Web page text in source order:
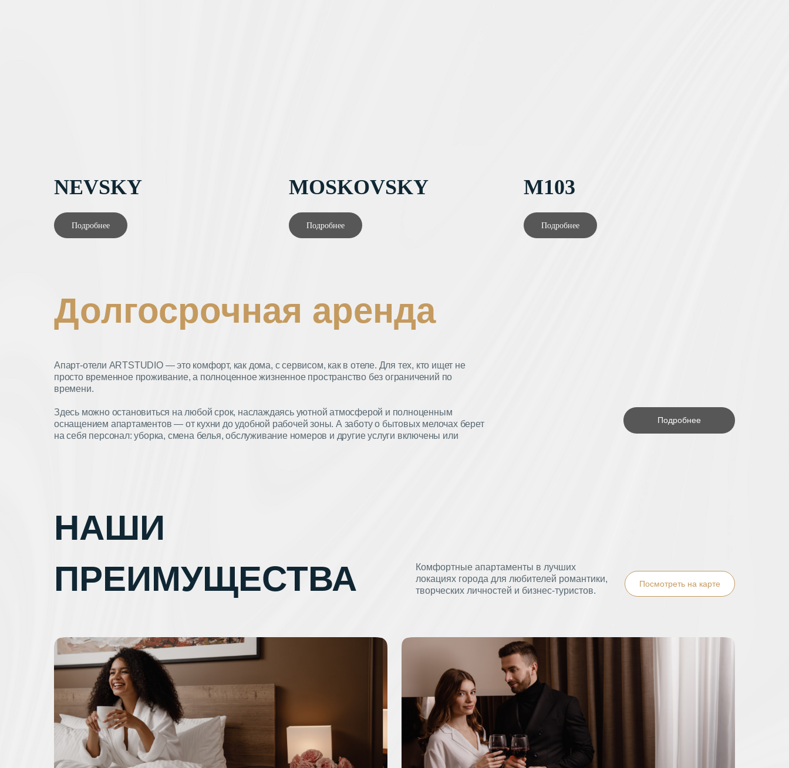
NEVSKY
Подробнее
MOSKOVSKY
Подробнее
M103
Подробнее
Апарт-отели ARTSTUDIO — это комфорт, как дома, с сервисом, как в отеле. Для тех, кто ищет не
просто временное проживание, а полноценное жизненное пространство без ограничений по
времени.
Здесь можно остановиться на любой срок, наслаждаясь уютной атмосферой и полноценным
оснащением апартаментов — от кухни до удобной рабочей зоны. А заботу о бытовых мелочах берет
на себя персонал: уборка, смена белья, обслуживание номеров и другие услуги включены или
Долгосрочная аренда
Подробнее
Комфортные апартаменты в лучших
локациях города для любителей романтики,
творческих личностей и бизнес-туристов.
Посмотреть на карте
НАШИ
ПРЕИМУЩЕСТВА